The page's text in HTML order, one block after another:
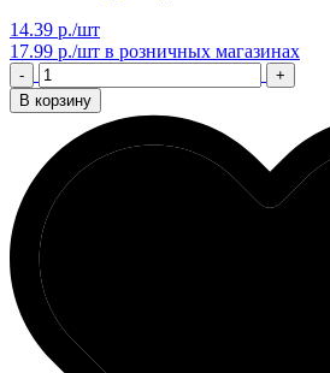
14.39 р./шт
17.99 р./шт в розничных магазинах
-
+
В корзину